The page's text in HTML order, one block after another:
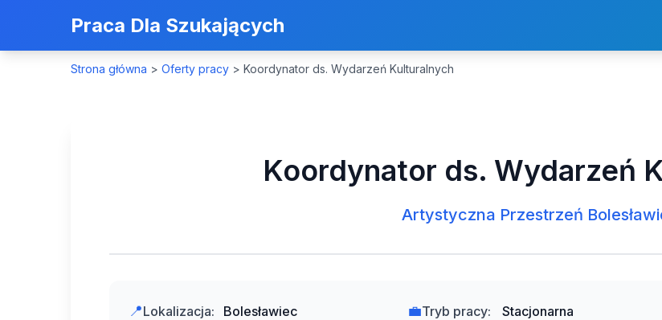
Praca Dla Szukających
Strona główna > Oferty pracy > Koordynator ds. Wydarzeń Kulturalnych
Koordynator ds. Wydarzeń
Artystyczna Przestrzeń
📍Lokalizacja: Bolesławiec 💼Tryb pracy: Stacjonarna